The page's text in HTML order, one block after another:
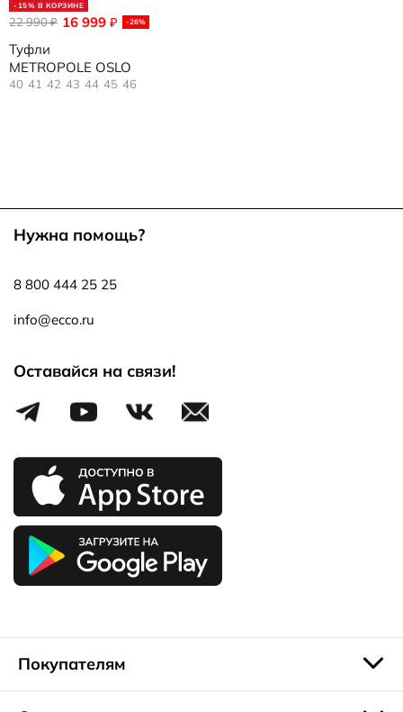
-15% В КОРЗИНЕ
16 999 ₽ -26%
22 990₽
Туфли
METROPOLE OSLO
40 41 42 43 44 45 46
Нужна помощь?
8 800 444 25 25
info@ecco.ru
Оставайся на связи!
Покупателям